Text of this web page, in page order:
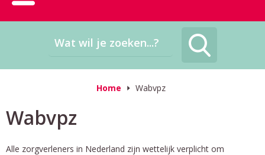
Home Wabvpz
Wabvpz
Alle zorgverleners in Nederland zijn wettelijk verplicht om